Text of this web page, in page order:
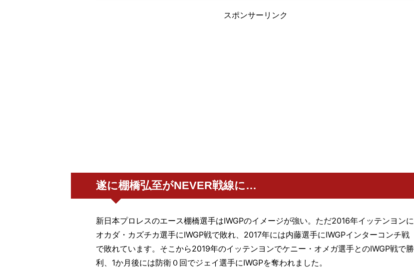
スポンサーリンク
遂に棚橋弘至がNEVER戦線に…
新日本プロレスのエース棚橋選手はIWGPのイメージが強い。ただ2016年イッテンヨンに
オカダ・カズチカ選手にIWGP戦で敗れ、2017年には内藤選手にIWGPインターコンチ戦
で敗れています。そこから2019年のイッテンヨンでケニー・オメガ選手とのIWGP戦で勝
利、1か月後には防衛０回でジェイ選手にIWGPを奪われました。